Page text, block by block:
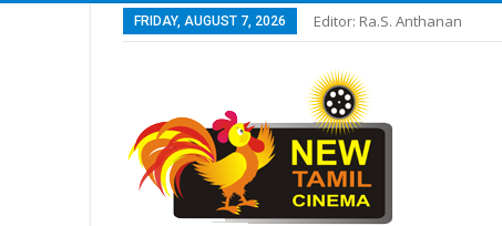
FRIDAY, AUGUST 7, 2026 Editor: Ra.S. Anthanan